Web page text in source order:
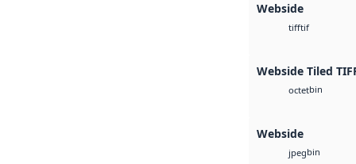
Webside
tifftif
Webside Tiled
octetbin
Webside
jpegbin